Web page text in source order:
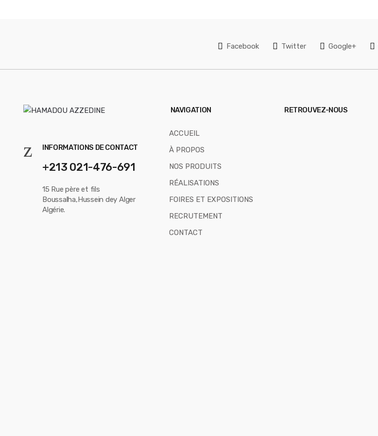
o
Facebook Twitter Google+
INFORMATIONS DE CONTACT
+213 021-476-691
15 Rue père et fils
Boussalha,Hussein dey Alger
Algérie.
NAVIGATION
ACCUEIL
À PROPOS
NOS PRODUITS
RÉALISATIONS
FOIRES ET EXPOSITIONS
RECRUTEMENT
CONTACT
RETROUVEZ-NOUS